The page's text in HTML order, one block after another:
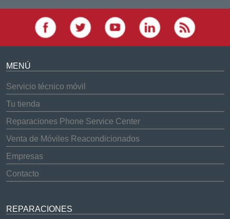
MENÚ
Servicio técnico móvil
Tu tienda
Reparaciones Phone Service Center
Venta de Móviles Reacondicionados
Empresas
Contacto
REPARACIONES